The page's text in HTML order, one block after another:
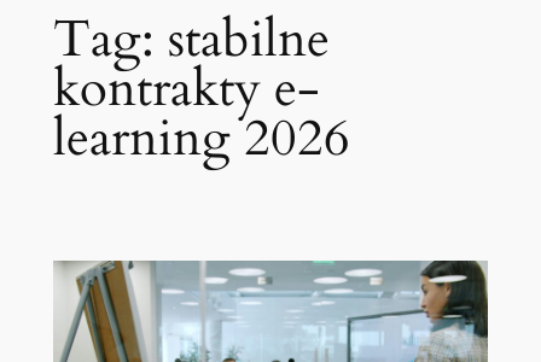
Tag: stabilne
kontrakty e-
learning 2026